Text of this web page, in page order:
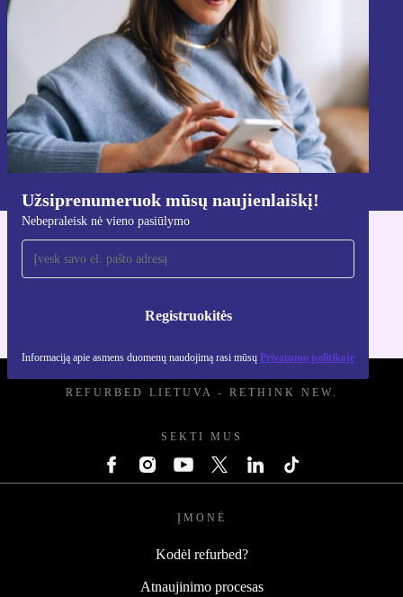
Užsiprenumeruok mūsų naujienlaiškį!
Nebepraleisk nė vieno pasiūlymo
Registruokitės
Informaciją apie asmens duomenų naudojimą rasi mūsų Privatumo politikoje
Nebepraleisk nė vieno pasiūlymo.
Registruokitės
Informaciją apie asmens duomenų naudojimą rasi mūsų
Privatumo politikoje.
Skirta iOS ir Android
REFURBED LIETUVA - RETHINK NEW.
SEKTI MUS
ĮMONĖ
Kodėl refurbed?
Atnaujinimo procesas